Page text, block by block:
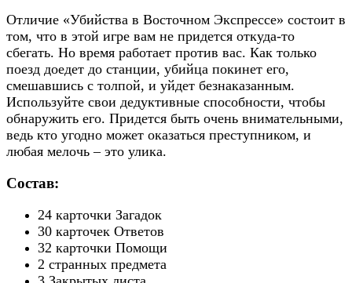
Отличие «Убийства в Восточном Экспрессе» состоит в
том, что в этой игре вам не придется откуда-то
сбегать. Но время работает против вас. Как только
поезд доедет до станции, убийца покинет его,
смешавшись с толпой, и уйдет безнаказанным.
Используйте свои дедуктивные способности, чтобы
обнаружить его. Придется быть очень внимательными,
ведь кто угодно может оказаться преступником, и
любая мелочь – это улика.
Состав:
24 карточки Загадок
30 карточек Ответов
32 карточки Помощи
2 странных предмета